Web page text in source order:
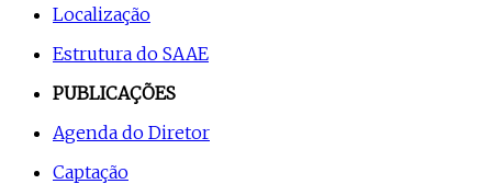
Localização
Estrutura do SAAE
PUBLICAÇÕES
Agenda do Diretor
Captação